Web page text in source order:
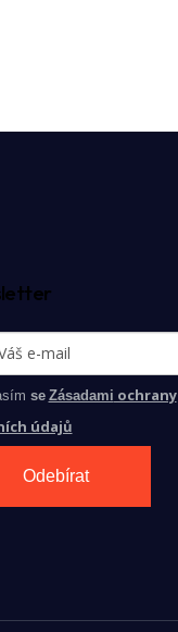
se Zásadami ochrany
údajů
Odebírat